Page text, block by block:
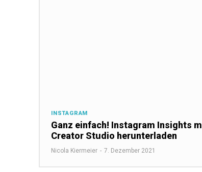
INSTAGRAM
Ganz einfach! Instagram Insights
Creator Studio herunterladen
Nicola Kiermeier - 7. Dezember 2021